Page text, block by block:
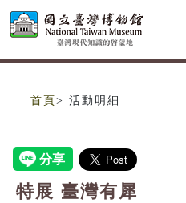
跳到主要內容
網站導覽
::: 首頁 > 活動明細
特展 臺灣有犀